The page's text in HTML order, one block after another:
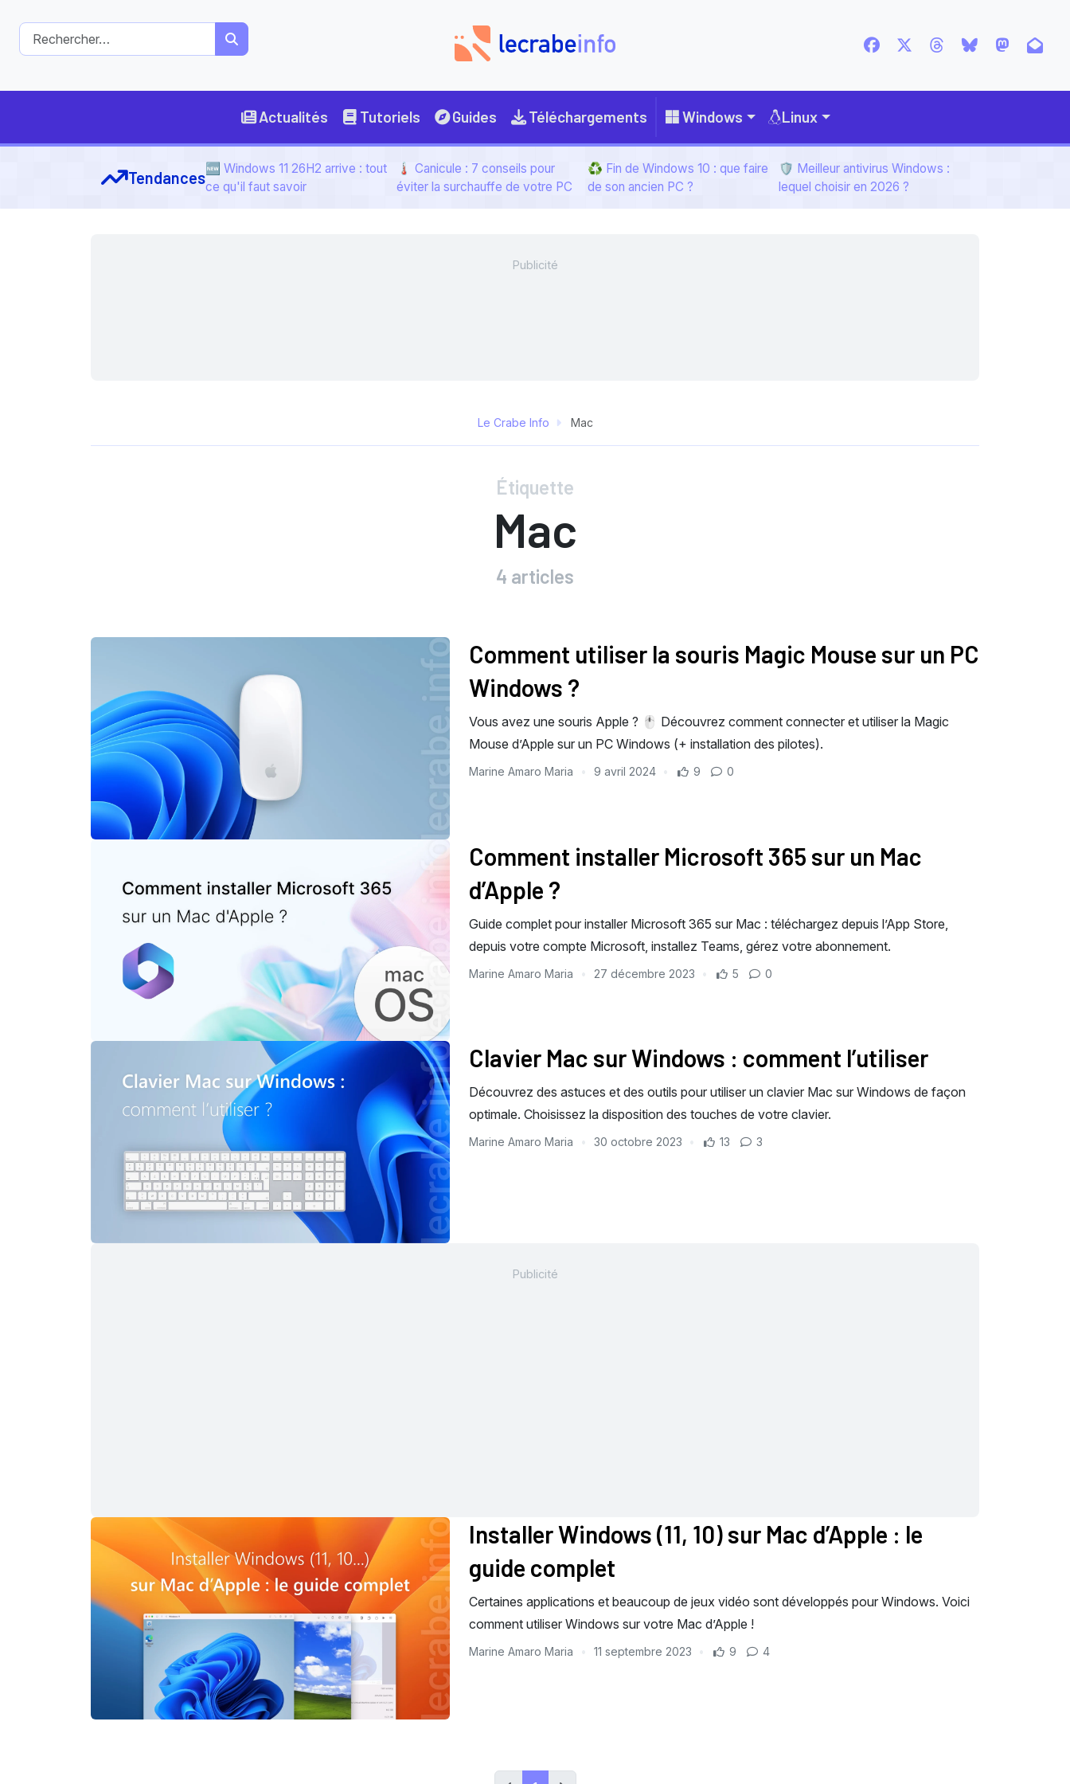
Actualités Tutoriels Guides Téléchargements Windows Linux
Tendances🆕 Windows 11 26H2 arrive : tout
ce qu'il faut savoir
🌡️ Canicule : 7 conseils pour
éviter la surchauffe de votre PC
♻️ Fin de Windows 10 : que faire
de son ancien PC ?
🛡️ Meilleur antivirus Windows :
lequel choisir en 2026 ?
Le Crabe Info Mac
Étiquette
Mac
4 articles
Comment utiliser la souris Magic Mouse sur un PC
Windows ?
Vous avez une souris Apple ? 🖱️ Découvrez comment connecter et utiliser la Magic
Mouse d’Apple sur un PC Windows (+ installation des pilotes).
Marine Amaro Maria 9 avril 2024 9 0
Comment installer Microsoft 365 sur un Mac
d’Apple ?
Guide complet pour installer Microsoft 365 sur Mac : téléchargez depuis l’App Store,
depuis votre compte Microsoft, installez Teams, gérez votre abonnement.
Marine Amaro Maria 27 décembre 2023 5 0
Clavier Mac sur Windows : comment l’utiliser
Découvrez des astuces et des outils pour utiliser un clavier Mac sur Windows de façon
optimale. Choisissez la disposition des touches de votre clavier.
Marine Amaro Maria 30 octobre 2023 13 3
Installer Windows (11, 10) sur Mac d’Apple : le
guide complet
Certaines applications et beaucoup de jeux vidéo sont développés pour Windows. Voici
comment utiliser Windows sur votre Mac d’Apple !
Marine Amaro Maria 11 septembre 2023 9 4